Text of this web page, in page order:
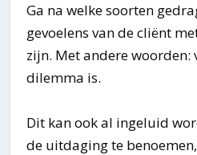
Ga na welke soorten
gevoelens van de cliënt
zijn. Met andere woorden:
dilemma is.
Dit kan ook al ingeluid
de uitdaging te